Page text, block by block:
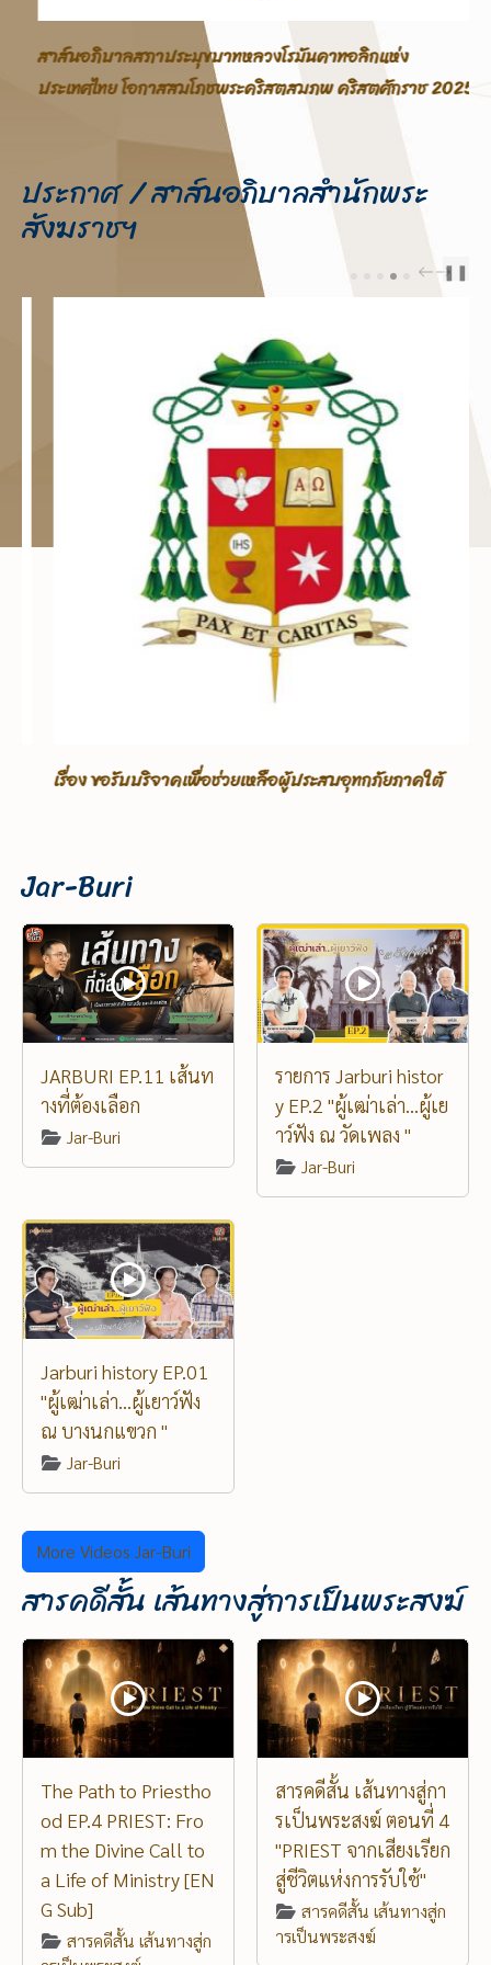
สาส์นอภิบาลสภาประมุขบาทหลวงโรมันคาทอลิกแห่ง
ประเทศไทย โอกาสสมโภชพระคริสตสมภพ คริสตศักราช 2025
ประกาศ / สาส์นอภิบาลสำนักพระ
สังฆราชฯ
PREV
NEXT
❚❚
เรื่อง ขอรับบริจาคเพื่อช่วยเหลือผู้ประสบอุทกภัยภาคใต้
Jar-Buri
JARBURI EP.11 เส้นท
างที่ต้องเลือก
Jar-Buri
รายการ Jarburi histor
y EP.2 "ผู้เฒ่าเล่า...ผู้เย
าว์ฟัง ณ วัดเพลง "
Jar-Buri
Jarburi history EP.01
"ผู้เฒ่าเล่า...ผู้เยาว์ฟัง
ณ บางนกแขวก "
Jar-Buri
More Videos Jar-Buri
สารคดีสั้น เส้นทางสู่การเป็นพระสงฆ์
The Path to Priestho
od EP.4 PRIEST: Fro
m the Divine Call to
a Life of Ministry [EN
G Sub]
สารคดีสั้น เส้นทางสู่ก
สารคดีสั้น เส้นทางสู่กา
รเป็นพระสงฆ์ ตอนที่ 4
"PRIEST จากเสียงเรียก
สู่ชีวิตแห่งการรับใช้"
สารคดีสั้น เส้นทางสู่ก
ารเป็นพระสงฆ์